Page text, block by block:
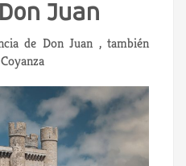
Juan
de Don Juan , también